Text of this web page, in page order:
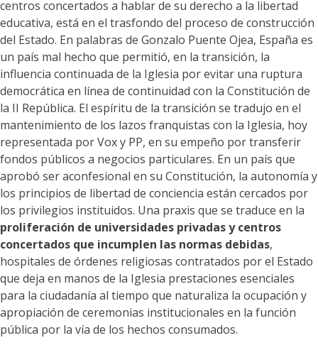
centros concertados a hablar de su derecho a la libertad
educativa, está en el trasfondo del proceso de construcción
del Estado. En palabras de Gonzalo Puente Ojea, España es
un país mal hecho que permitió, en la transición, la
influencia continuada de la Iglesia por evitar una ruptura
democrática en línea de continuidad con la Constitución de
la II República. El espíritu de la transición se tradujo en el
mantenimiento de los lazos franquistas con la Iglesia, hoy
representada por Vox y PP, en su empeño por transferir
fondos públicos a negocios particulares. En un país que
aprobó ser aconfesional en su Constitución, la autonomía y
los principios de libertad de conciencia están cercados por
los privilegios instituidos. Una praxis que se traduce en la
proliferación de universidades privadas y centros
concertados que incumplen las normas debidas,
hospitales de órdenes religiosas contratados por el Estado
que deja en manos de la Iglesia prestaciones esenciales
para la ciudadanía al tiempo que naturaliza la ocupación y
apropiación de ceremonias institucionales en la función
pública por la vía de los hechos consumados.